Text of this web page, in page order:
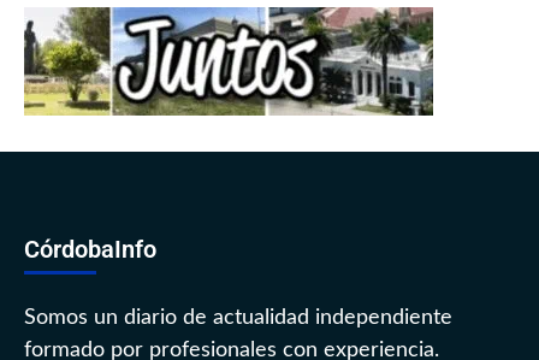
CórdobaInfo
Somos un diario de actualidad independiente
formado por profesionales con experiencia.